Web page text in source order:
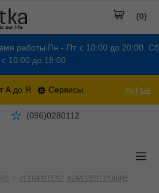
работы Пн - Пт. с 10:00 до 20:00. Сб
10:00 до 18:00
А до Я Сервисы ru | ua
(0)
(096)0280112
ИСПАРИТЕЛИ, КОМПЛЕКТУЮЩИЕ